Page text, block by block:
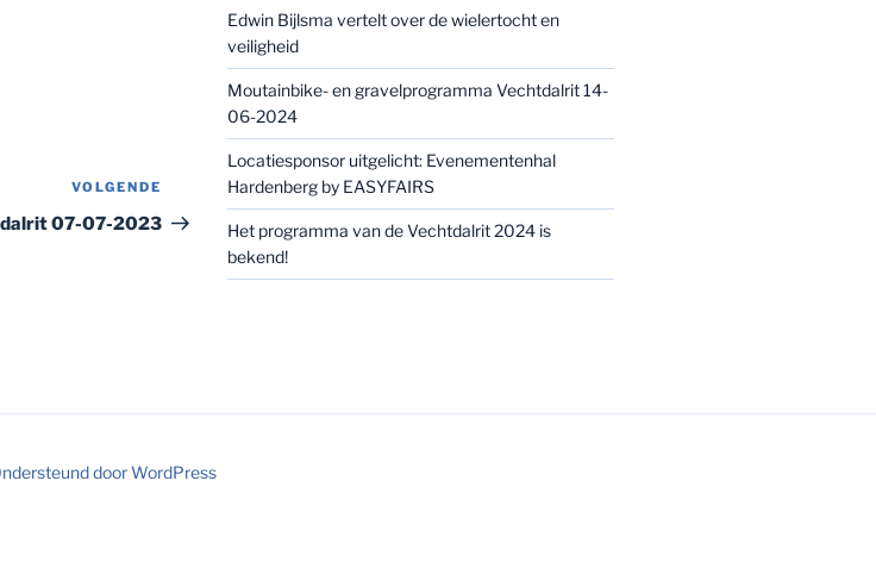
Volgend
bericht
VOLGENDE
07-07-2023
Edwin Bijlsma vertelt over de wielertocht en
veiligheid
Moutainbike- en gravelprogramma Vechtdalrit 14-
06-2024
Locatiesponsor uitgelicht: Evenementenhal
Hardenberg by EASYFAIRS
Het programma van de Vechtdalrit 2024 is
bekend!
door WordPress